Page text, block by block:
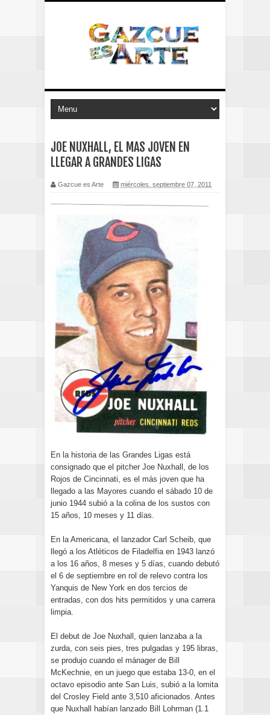
JOE NUXHALL, EL MAS JOVEN EN
LLEGAR A GRANDES LIGAS
Gazcue es Arte miércoles, septiembre 07, 2011
En la historia de las Grandes Ligas está
consignado que el pitcher Joe Nuxhall, de los
Rojos de Cincinnati, es el más joven que ha
llegado a las Mayores cuando el sábado 10 de
junio 1944 subió a la colina de los sustos con
15 años, 10 meses y 11 días.
En la Americana, el lanzador Carl Scheib, que
llegó a los Atléticos de Filadelfia en 1943 lanzó
a los 16 años, 8 meses y 5 días, cuando debutó
el 6 de septiembre en rol de relevo contra los
Yanquis de New York en dos tercios de
entradas, con dos hits permitidos y una carrera
limpia.
El debut de Joe Nuxhall, quien lanzaba a la
zurda, con seis pies, tres pulgadas y 195 libras,
se produjo cuando el mánager de Bill
McKechnie, en un juego que estaba 13-0, en el
octavo episodio ante San Luis, subió a la lomita
del Crosley Field ante 3,510 aficionados. Antes
que Nuxhall habían lanzado Bill Lohrman (1.1